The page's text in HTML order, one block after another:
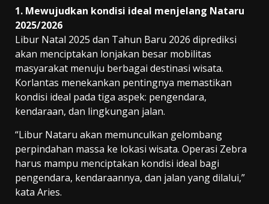
1. Mewujudkan kondisi ideal menjelang Nataru
2025/2026
Libur Natal 2025 dan Tahun Baru 2026 diprediksi
akan menciptakan lonjakan besar mobilitas
masyarakat menuju berbagai destinasi wisata.
Korlantas menekankan pentingnya memastikan
kondisi ideal pada tiga aspek: pengendara,
kendaraan, dan lingkungan jalan.
“Libur Nataru akan memunculkan gelombang
perpindahan massa ke lokasi wisata. Operasi Zebra
harus mampu menciptakan kondisi ideal bagi
pengendara, kendaraannya, dan jalan yang dilalui,”
kata Aries.